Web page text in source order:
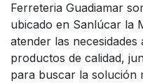
Ferreteria Guadiamar
ubicado en Sanlúcar la
atender las
productos de calidad,
para buscar la solución